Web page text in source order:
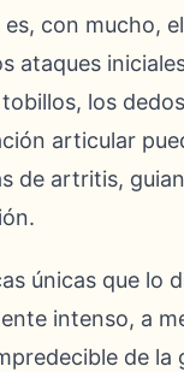
con mucho,
ataques
los
articular
de artritis,
únicas que lo
intenso, a
de la